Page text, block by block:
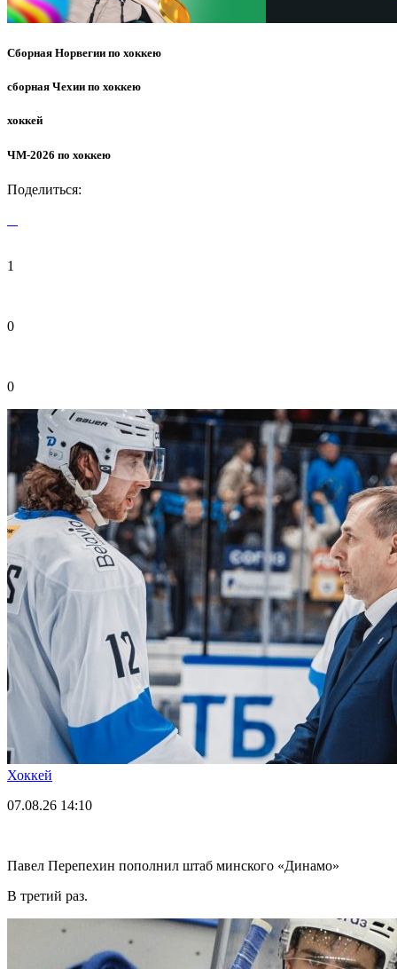
Сборная Норвегии по хоккею
сборная Чехии по хоккею
хоккей
ЧМ-2026 по хоккею
Поделиться:
1
0
0
Хоккей
07.08.26 14:10
Павел Перепехин пополнил штаб минского «Динамо»
В третий раз.